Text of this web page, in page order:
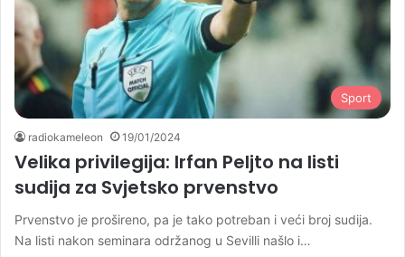
Sport
radiokameleon 19/01/2024
Velika privilegija: Irfan Peljto na listi
sudija za Svjetsko prvenstvo
Prvenstvo je prošireno, pa je tako potreban i veći broj sudija.
Na listi nakon seminara održanog u Sevilli našlo i…